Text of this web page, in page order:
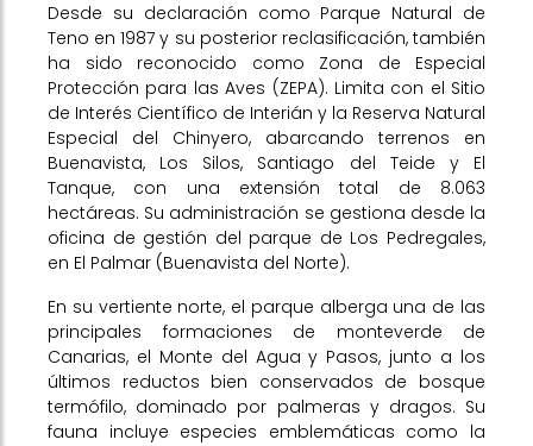
Desde su declaración como Parque Natural de
Teno en 1987 y su posterior reclasificación, también
ha sido reconocido como Zona de Especial
Protección para las Aves (ZEPA). Limita con el Sitio
de Interés Científico de Interián y la Reserva Natural
Especial del Chinyero, abarcando terrenos en
Buenavista, Los Silos, Santiago del Teide y El
Tanque, con una extensión total de 8.063
hectáreas. Su administración se gestiona desde la
oficina de gestión del parque de Los Pedregales,
en El Palmar (Buenavista del Norte).
En su vertiente norte, el parque alberga una de las
principales formaciones de monteverde de
Canarias, el Monte del Agua y Pasos, junto a los
últimos reductos bien conservados de bosque
termófilo, dominado por palmeras y dragos. Su
fauna incluye especies emblemáticas como la